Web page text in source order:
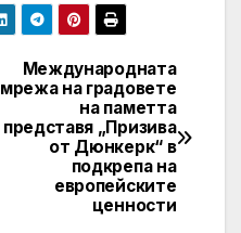
Международната
мрежа на градовете
на паметта
представя „Призива
от Дюнкерк“ в
подкрепа на
европейските
ценности